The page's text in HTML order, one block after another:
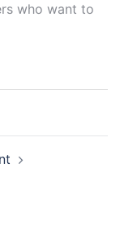
who want to